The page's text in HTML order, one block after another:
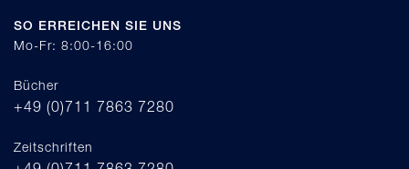
SO ERREICHEN SIE UNS
Mo-Fr: 8:00-16:00
Bücher
+49 (0)711 7863 7280
Zeitschriften